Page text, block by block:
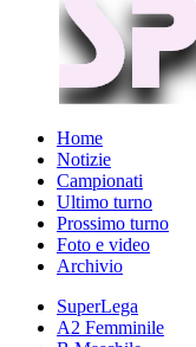
Home
Notizie
Campionati
Ultimo turno
Prossimo turno
Foto e video
Archivio
SuperLega
A2 Femminile